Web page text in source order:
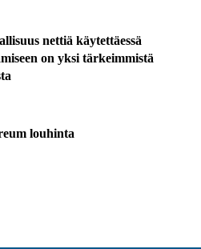
nettiä käytettäessä
on yksi tärkeimmistä
louhinta